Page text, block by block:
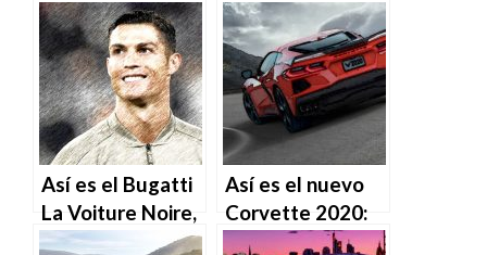
2012 a 2016 para
Dacia, Renault,
Nissan y
Mercedes
podrían ser
defectuosos
a España
Así es el Bugatti
La Voiture Noire,
el nuevo coche
Así es el nuevo
Corvette 2020:
ahora, con motor